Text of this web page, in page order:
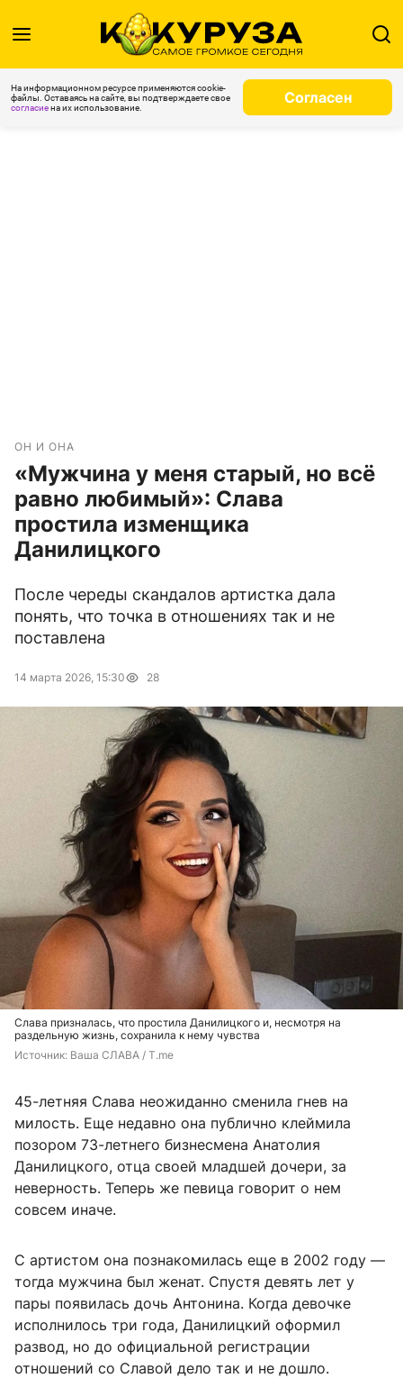
На информационном ресурсе применяются cookie-
файлы. Оставаясь на сайте, вы подтверждаете свое
согласиена их использование.
Согласен
ОН И ОНА
«Мужчина у меня старый, но всё
равно любимый»: Слава
простила изменщика
Данилицкого
После череды скандалов артистка дала
понять, что точка в отношениях так и не
поставлена
14 марта 2026, 15:30 28
Слава призналась, что простила Данилицкого и, несмотря на
раздельную жизнь, сохранила к нему чувства
Источник: Ваша СЛАВА / T.me
45-летняя Слава неожиданно сменила гнев на
милость. Еще недавно она публично клеймила
позором 73-летнего бизнесмена Анатолия
Данилицкого, отца своей младшей дочери, за
неверность. Теперь же певица говорит о нем
совсем иначе.
С артистом она познакомилась еще в 2002 году —
тогда мужчина был женат. Спустя девять лет у
пары появилась дочь Антонина. Когда девочке
исполнилось три года, Данилицкий оформил
развод, но до официальной регистрации
отношений со Славой дело так и не дошло.